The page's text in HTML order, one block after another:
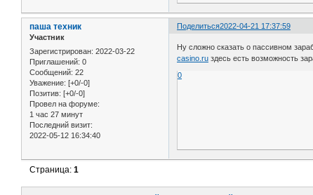
Поделиться2022-04-21 17:37:59
паша техник
Участник
Зарегистрирован: 2022-03-22
Приглашений: 0
Сообщений: 22
Уважение: [+0/-0]
Позитив: [+0/-0]
Провел на форуме:
1 час 27 минут
Последний визит:
2022-05-12 16:34:40
Ну сложно сказать о пассивном
casino.ru здесь есть возможность
0
Страница:1